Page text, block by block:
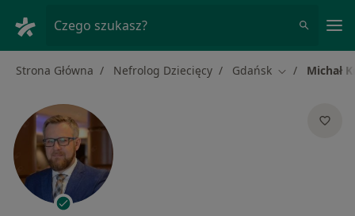
Czego szukasz?
Strona Główna Nefrolog Dziecięcy Gdańsk Zmień miasto
Michał